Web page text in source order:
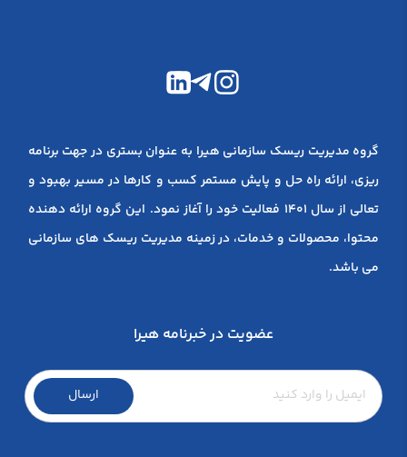
گروه مدیریت ریسک سازمانی هیرا به عنوان بستری در جهت برنامه
ریزی، ارائه راه حل و پایش مستمر کسب و کارها در مسیر بهبود و
تعالی از سال 1401 فعالیت خود را آغاز نمود. این گروه ارائه دهنده
محتوا، محصولات و خدمات، در زمینه مدیریت ریسک های سازمانی
می باشد.
عضویت در خبرنامه هیرا
ارسال